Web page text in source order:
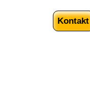
Kontakt